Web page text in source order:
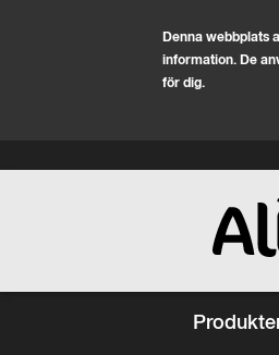
Denna webbplats
information. De
för dig.
Category